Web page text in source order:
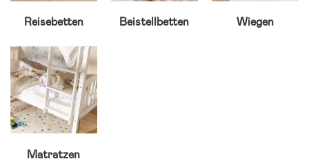
Reisebetten Beistellbetten Wiegen
Matratzen